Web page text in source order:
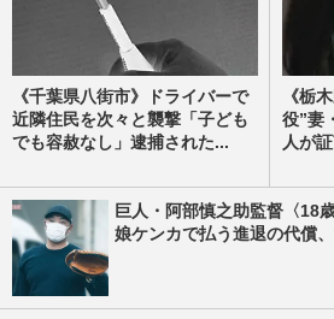
《千葉県八街市》ドライバーで
近隣住民を次々と襲撃「子ども
でも容赦なし」逮捕された...
《栃
役”妻
人が
巨人・阿部慎之助監督〈18
娘ケンカで払う進退の代償